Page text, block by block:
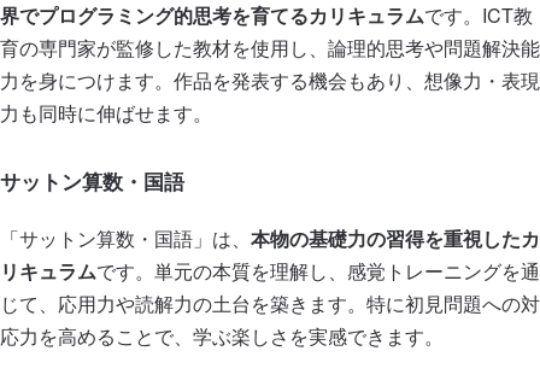
界でプログラミング的思考を育てるカリキュラムです。ICT教
育の専門家が監修した教材を使用し、論理的思考や問題解決能
力を身につけます。作品を発表する機会もあり、想像力・表現
力も同時に伸ばせます。
サットン算数・国語
「サットン算数・国語」は、 本物の基礎力の習得を重視したカ
リキュラムです。単元の本質を理解し、感覚トレーニングを通
じて、応用力や読解力の土台を築きます。特に初見問題への対
応力を高めることで、学ぶ楽しさを実感できます。